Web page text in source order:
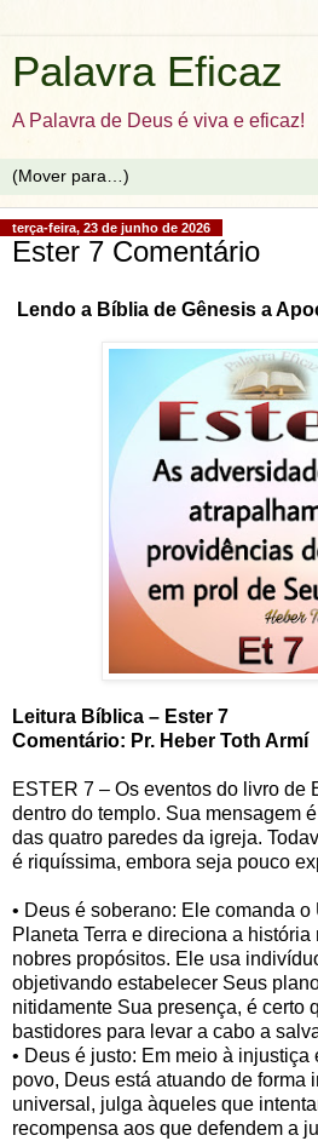
Palavra Eficaz
A Palavra de Deus é viva e eficaz!
terça-feira, 23 de junho de 2026
Ester 7 Comentário
Lendo a Bíblia de Gênesis a
Leitura Bíblica – Ester 7
Comentário: Pr. Heber Toth Armí
ESTER 7 – Os eventos do livro de
dentro do templo. Sua mensagem
das quatro paredes da igreja.
é riquíssima, embora seja pouco
• Deus é soberano: Ele comanda
Planeta Terra e direciona a
nobres propósitos. Ele usa
objetivando estabelecer Seus
nitidamente Sua presença, é certo
bastidores para levar a cabo a
• Deus é justo: Em meio à
povo, Deus está atuando de forma
universal, julga àqueles que
recompensa aos que defendem a